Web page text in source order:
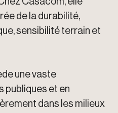
de la durabilité,
sensibilité terrain et
une vaste
publiques et en
dans les milieux